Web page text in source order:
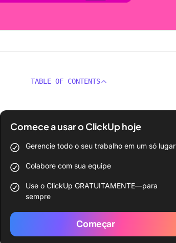
TABLE OF CONTENTS
Comece a usar o ClickUp hoje
Gerencie todo o seu trabalho em um só lugar
Colabore com sua equipe
Use o ClickUp GRATUITAMENTE—para
sempre
Começar